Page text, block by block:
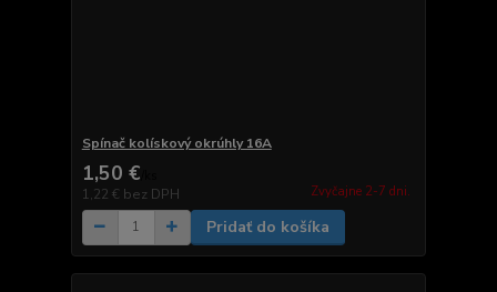
Spínač kolískový okrúhly 16A
1,50 €
1,22 € bez DPH Zvyčajne 2-7 dni.
Pridať do košíka